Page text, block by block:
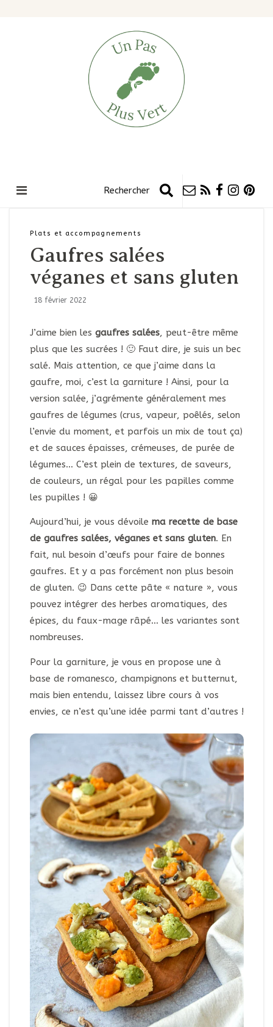
Plats et accompagnements
Gaufres salées
véganes et sans gluten
18 février 2022
J’aime bien les gaufres salées, peut-être même
plus que les sucrées ! 🙂 Faut dire, je suis un bec
salé. Mais attention, ce que j’aime dans la
gaufre, moi, c’est la garniture ! Ainsi, pour la
version salée, j’agrémente généralement mes
gaufres de légumes (crus, vapeur, poêlés, selon
l’envie du moment, et parfois un mix de tout ça)
et de sauces épaisses, crémeuses, de purée de
légumes… C’est plein de textures, de saveurs,
de couleurs, un régal pour les papilles comme
les pupilles ! 😀
Aujourd’hui, je vous dévoile ma recette de base
de gaufres salées, véganes et sans gluten. En
fait, nul besoin d’œufs pour faire de bonnes
gaufres. Et y a pas forcément non plus besoin
de gluten. 😉 Dans cette pâte « nature », vous
pouvez intégrer des herbes aromatiques, des
épices, du faux-mage râpé… les variantes sont
nombreuses.
Pour la garniture, je vous en propose une à
base de romanesco, champignons et butternut,
mais bien entendu, laissez libre cours à vos
envies, ce n’est qu’une idée parmi tant d’autres !